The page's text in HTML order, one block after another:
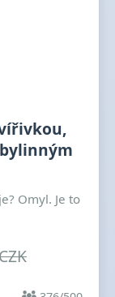
Omyl. Je to